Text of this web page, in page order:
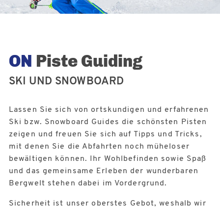
ON Piste Guiding
SKI UND SNOWBOARD
Lassen Sie sich von ortskundigen und erfahrenen
Ski bzw. Snowboard Guides die schönsten Pisten
zeigen und freuen Sie sich auf Tipps und Tricks,
mit denen Sie die Abfahrten noch müheloser
bewältigen können. Ihr Wohlbefinden sowie Spaß
und das gemeinsame Erleben der wunderbaren
Bergwelt stehen dabei im Vordergrund.
Sicherheit ist unser oberstes Gebot, weshalb wir